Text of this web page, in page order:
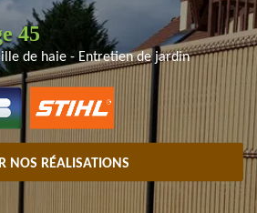
45
de haie - Entretien de jardin
NOS RÉALISATIONS